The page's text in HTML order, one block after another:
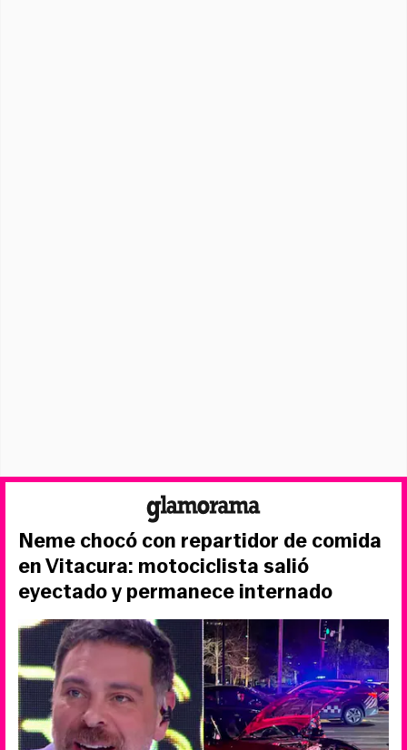
Neme chocó con repartidor de comida
en Vitacura: motociclista salió
eyectado y permanece internado